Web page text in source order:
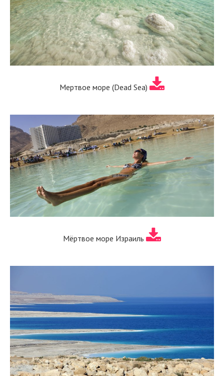
Мертвое море (Dead Sea)
Мёртвое море Израиль